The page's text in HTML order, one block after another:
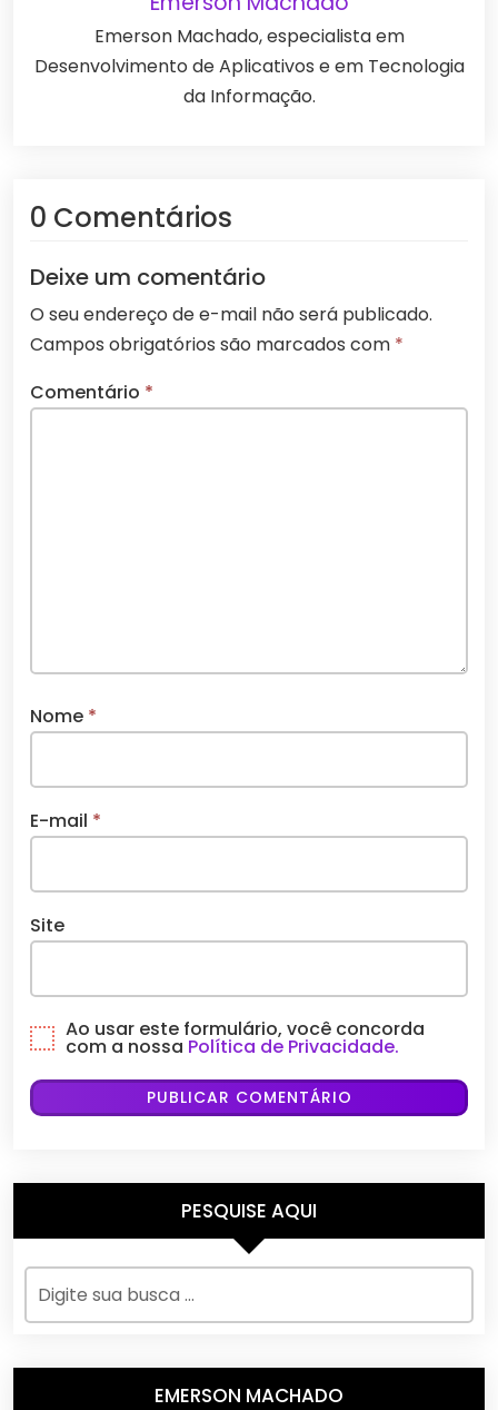
Emerson Machado, especialista em
Desenvolvimento de Aplicativos e em Tecnologia
da Informação.
0 Comentários
Deixe um comentário
O seu endereço de e-mail não será publicado.
Campos obrigatórios são marcados com *
Comentário *
Nome *
E-mail *
Site
Ao usar este formulário, você concorda
com a nossa Política de Privacidade.
PESQUISE AQUI
EMERSON MACHADO